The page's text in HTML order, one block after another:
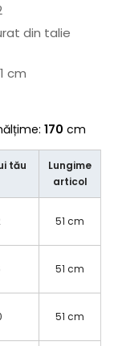
din talie
cm
170 cm
tău
Lungime
articol
51 cm
51 cm
51 cm